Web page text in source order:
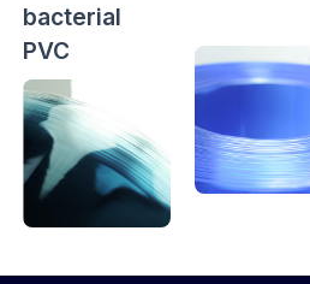
bacterial
PVC